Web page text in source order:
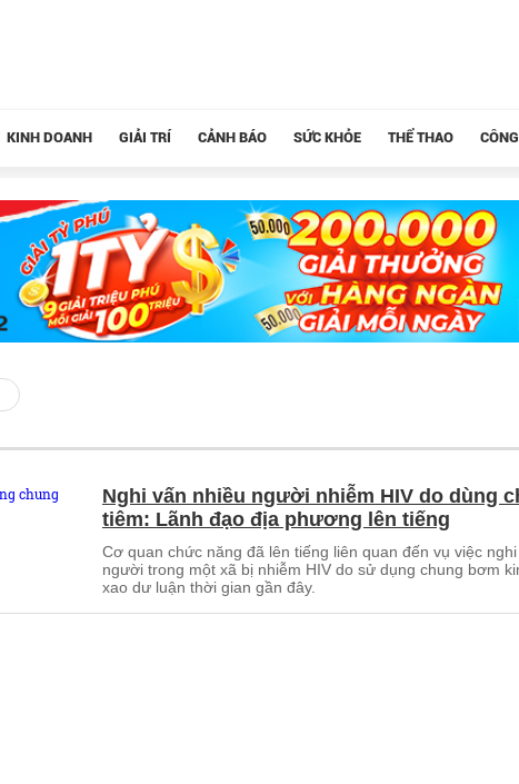
KINH DOANH GIẢI TRÍ CẢNH BÁO SỨC KHỎE THỂ THAO
Nghi vấn nhiều người nhiễm HIV do dùng
tiêm: Lãnh đạo địa phương lên tiếng
Cơ quan chức năng đã lên tiếng liên quan đến vụ việc
người trong một xã bị nhiễm HIV do sử dụng chung bơm
xao dư luận thời gian gần đây.